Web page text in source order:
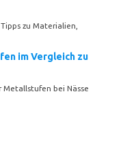
zu Materialien,
im Vergleich zu
bei Nässe